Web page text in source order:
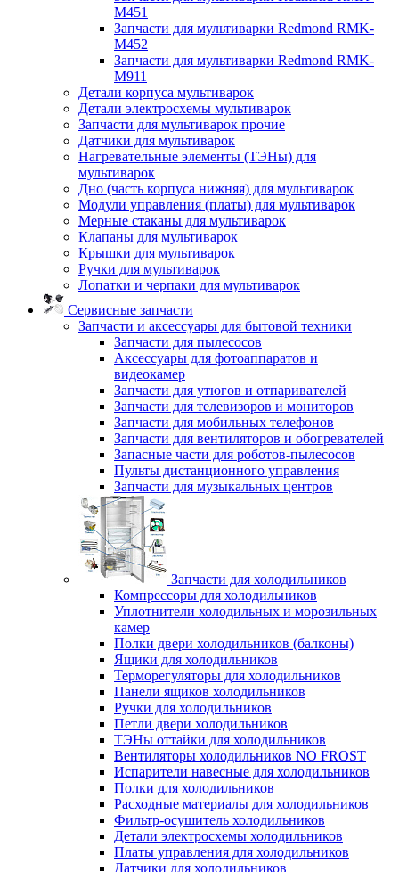
M451
Запчасти для мультиварки Redmond RMK-
M452
Запчасти для мультиварки Redmond RMK-
M911
Детали корпуса мультиварок
Детали электросхемы мультиварок
Запчасти для мультиварок прочие
Датчики для мультиварок
Нагревательные элементы (ТЭНы) для
мультиварок
Дно (часть корпуса нижняя) для мультиварок
Модули управления (платы) для мультиварок
Мерные стаканы для мультиварок
Клапаны для мультиварок
Крышки для мультиварок
Ручки для мультиварок
Лопатки и черпаки для мультиварок
Сервисные запчасти
Запчасти и аксессуары для бытовой техники
Запчасти для пылесосов
Аксессуары для фотоаппаратов и
видеокамер
Запчасти для утюгов и отпаривателей
Запчасти для телевизоров и мониторов
Запчасти для мобильных телефонов
Запчасти для вентиляторов и обогревателей
Запасные части для роботов-пылесосов
Пульты дистанционного управления
Запчасти для музыкальных центров
Запчасти для холодильников
Компрессоры для холодильников
Уплотнители холодильных и морозильных
камер
Полки двери холодильников (балконы)
Ящики для холодильников
Терморегуляторы для холодильников
Панели ящиков холодильников
Ручки для холодильников
Петли двери холодильников
ТЭНы оттайки для холодильников
Вентиляторы холодильников NO FROST
Испарители навесные для холодильников
Полки для холодильников
Расходные материалы для холодильников
Фильтр-осушитель холодильников
Детали электросхемы холодильников
Платы управления для холодильников
Датчики для холодильников